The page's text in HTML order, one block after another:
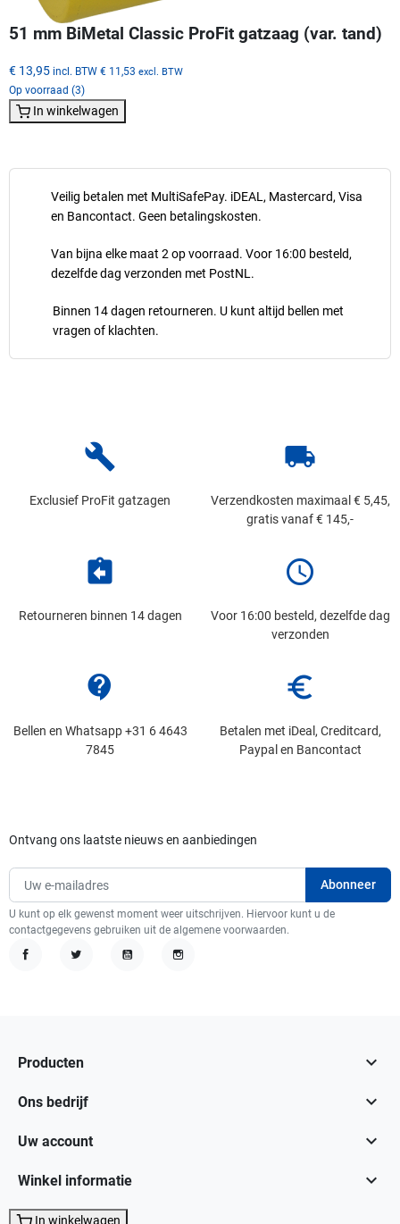
Veilig betalen met MultiSafePay. iDEAL, Mastercard, Visa
en Bancontact. Geen betalingskosten.
Van bijna elke maat 2 op voorraad. Voor 16:00 besteld,
dezelfde dag verzonden met PostNL.
Binnen 14 dagen retourneren. U kunt altijd bellen met
vragen of klachten.
51 mm BiMetal Classic ProFit gatzaag (var. tand)
€ 13,95 incl. BTW € 11,53 excl. BTW
Op voorraad (3)
In winkelwagen
build
Exclusief ProFit gatzagen
local_shipping
Verzendkosten maximaal € 5,45,
gratis vanaf € 145,-
assignment_return
Retourneren binnen 14 dagen
schedule
Voor 16:00 besteld, dezelfde dag
verzonden
contact_support
Bellen en Whatsapp +31 6 4643
7845
euro_symbol
Betalen met iDeal, Creditcard,
Paypal en Bancontact
Ontvang ons laatste nieuws en aanbiedingen
U kunt op elk gewenst moment weer uitschrijven. Hiervoor kunt u de
contactgegevens gebruiken uit de algemene voorwaarden.
Producten 
Ons bedrijf 
Uw account 
Winkel informatie 
In winkelwagen